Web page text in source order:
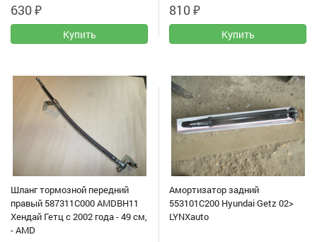
630₽ 810₽
Шланг тормозной передний
правый 587311C000 AMDBH11
Хендай Гетц с 2002 года - 49 см,
- AMD
Амортизатор задний
553101C200 Hyundai Getz 02>
LYNXauto